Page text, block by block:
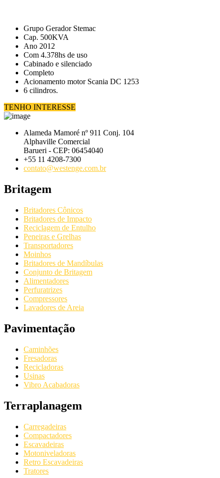
Grupo Gerador Stemac
Cap. 500KVA
Ano 2012
Com 4.378hs de uso
Cabinado e silenciado
Completo
Acionamento motor Scania DC 1253
6 cilindros.
TENHO INTERESSE
Alameda Mamoré nº 911 Conj. 104
Alphaville Comercial
Barueri - CEP: 06454040
+55 11 4208-7300
contato@westenge.com.br
Britagem
Britadores Cônicos
Britadores de Impacto
Reciclagem de Entulho
Peneiras e Grelhas
Transportadores
Moinhos
Britadores de Mandíbulas
Conjunto de Britagem
Alimentadores
Perfuratrizes
Compressores
Lavadores de Areia
Pavimentação
Caminhões
Fresadoras
Recicladoras
Usinas
Vibro Acabadoras
Terraplanagem
Carregadeiras
Compactadores
Escavadeiras
Motoniveladoras
Retro Escavadeiras
Tratores